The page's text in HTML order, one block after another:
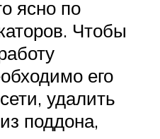
ясно по
Чтобы
его
удалить
поддона,